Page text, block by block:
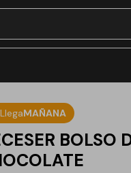
LlegaMAÑANA